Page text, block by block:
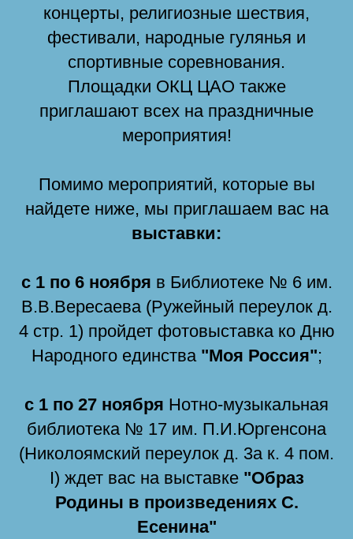
концерты, религиозные шествия,
фестивали, народные гулянья и
спортивные соревнования.
Площадки ОКЦ ЦАО также
приглашают всех на праздничные
мероприятия!
Помимо мероприятий, которые вы
найдете ниже, мы приглашаем вас на
выставки:
с 1 по 6 ноября в Библиотеке № 6 им.
В.В.Вересаева (Ружейный переулок д.
4 стр. 1) пройдет фотовыставка ко Дню
Народного единства "Моя Россия";
с 1 по 27 ноября Нотно-музыкальная
библиотека № 17 им. П.И.Юргенсона
(Николоямский переулок д. 3а к. 4 пом.
I) ждет вас на выставке "Образ
Родины в произведениях С.
Есенина"